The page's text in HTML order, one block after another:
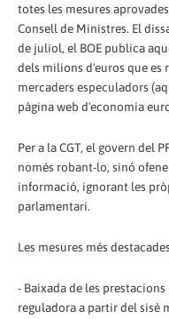
totes les mesures
Consell de Ministres. El
de juliol, el BOE publica
dels milions d'euros que es
mercaders especuladors
pàgina web d'economia
Per a la CGT, el govern del
només robant-lo, sinó
informació, ignorant les
parlamentari.
Les mesures més
- Baixada de les
reguladora a partir del sisè